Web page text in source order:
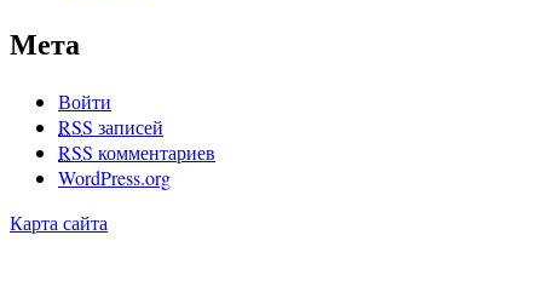
Мета
Войти
RSS записей
RSS комментариев
WordPress.org
Карта сайта